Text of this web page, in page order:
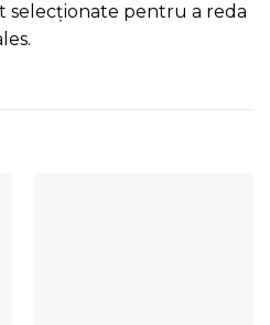
selecționate pentru a reda